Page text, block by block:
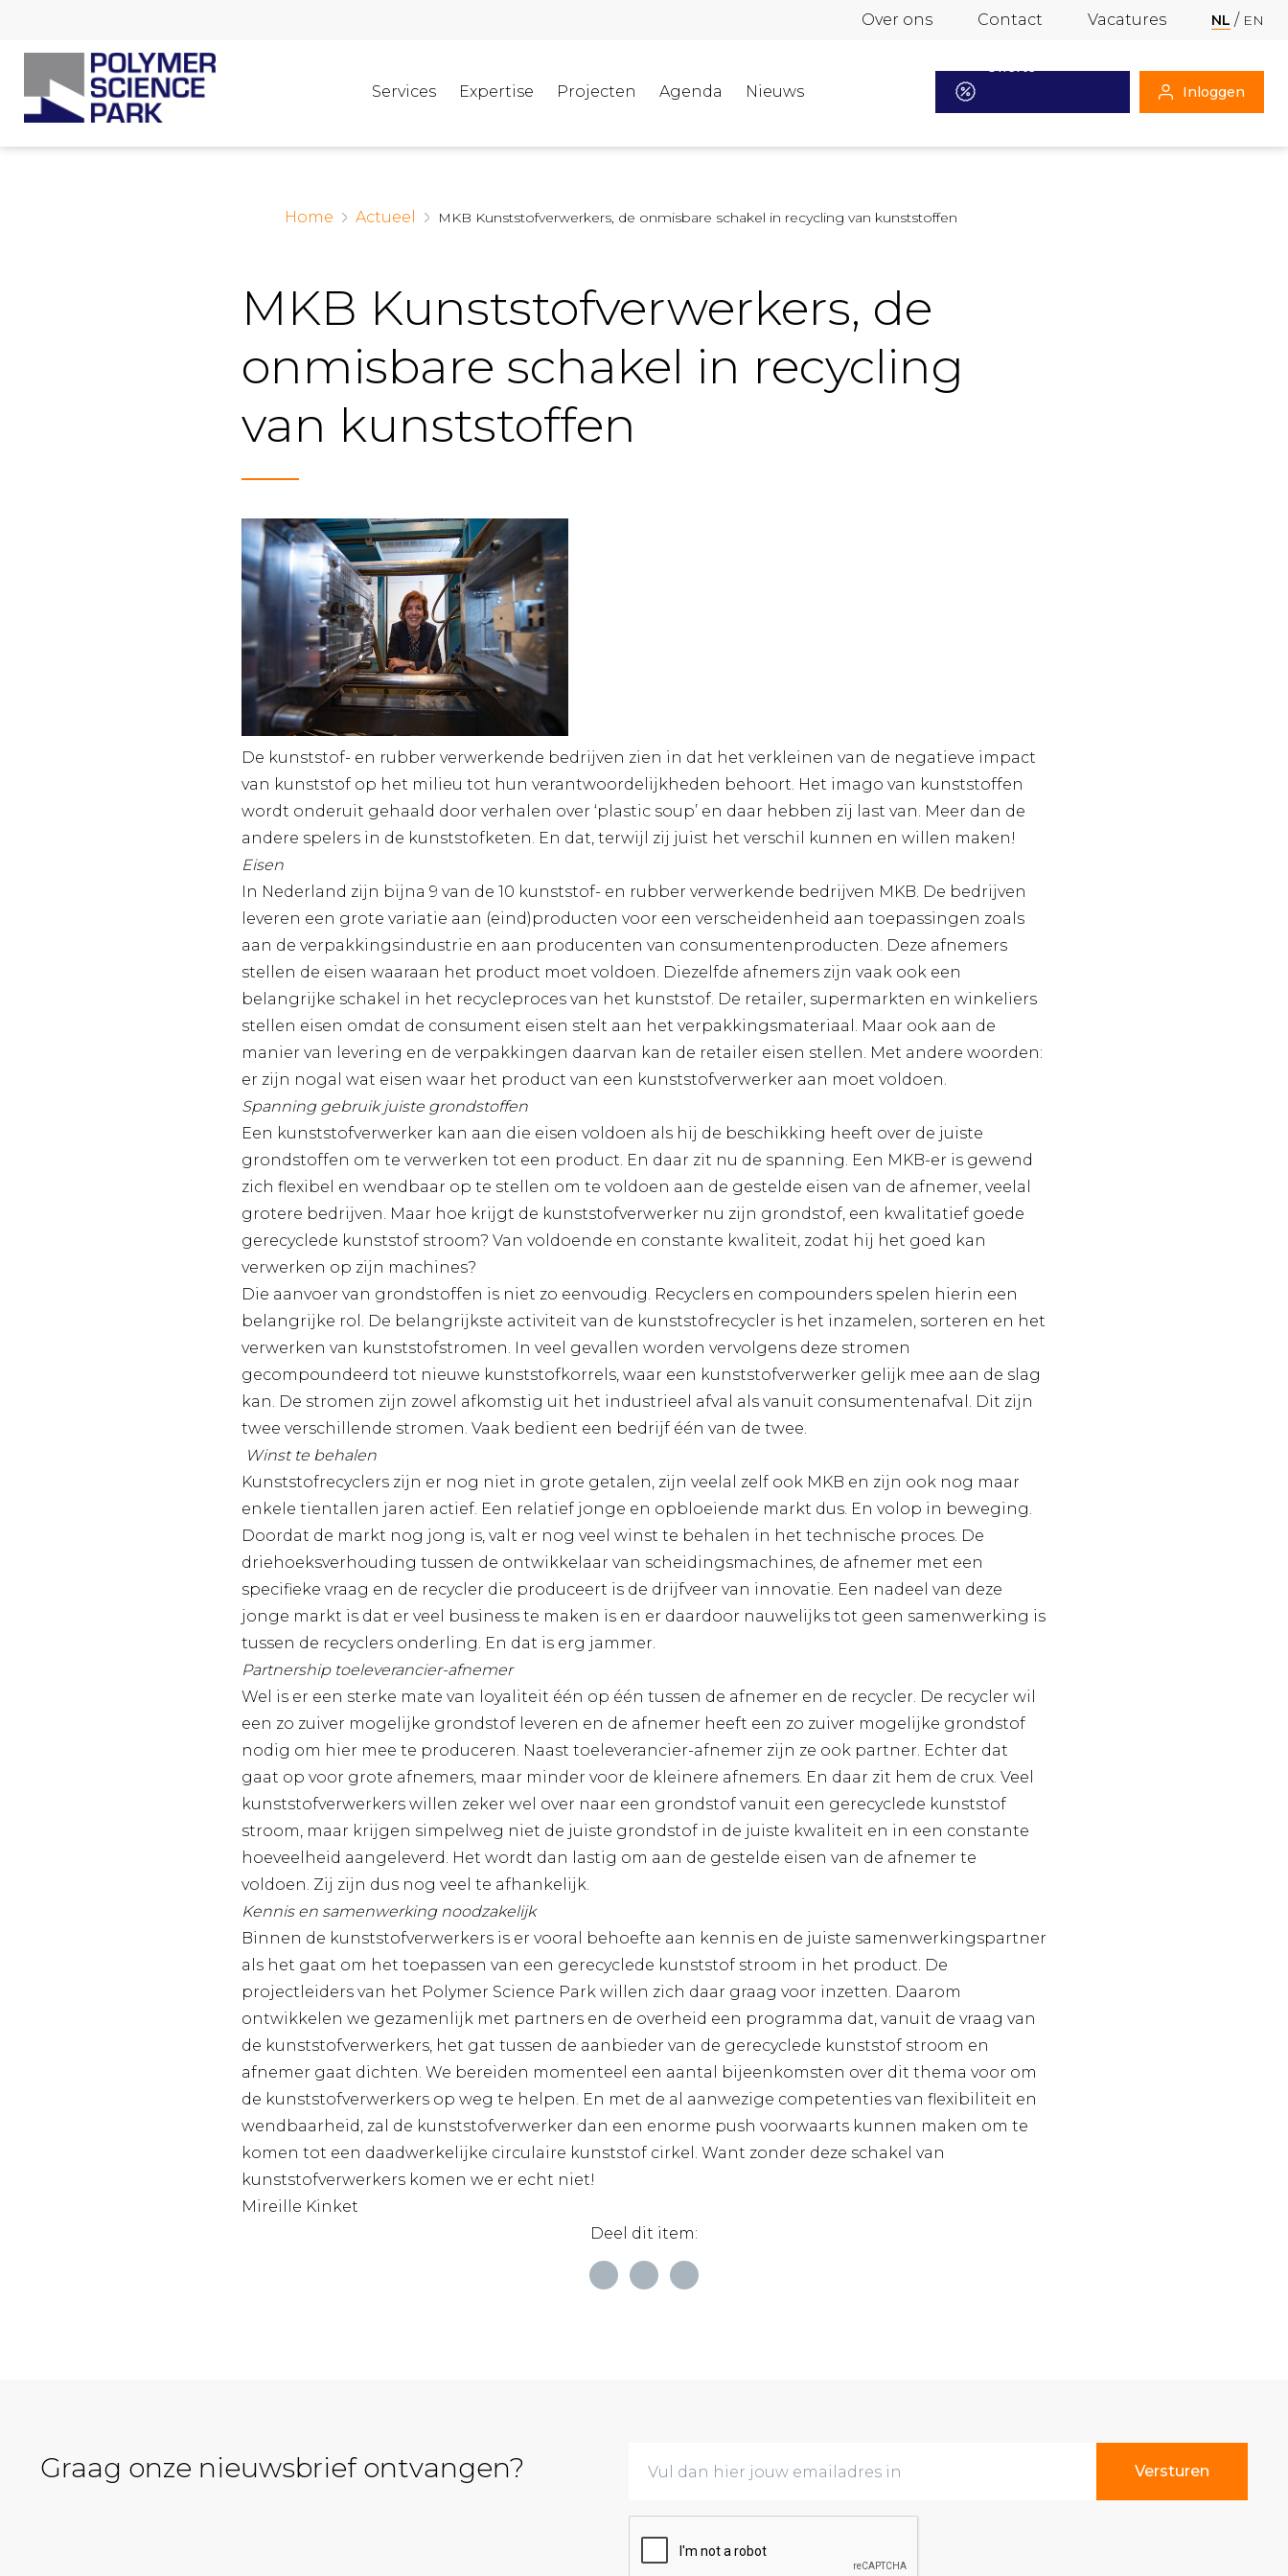
Over ons Contact Vacatures NL EN
Services Expertise Projecten Agenda Nieuws
Offerte
aanvragen
Inloggen
Home Actueel MKB Kunststofverwerkers, de onmisbare schakel in recycling van kunststoffen
MKB Kunststofverwerkers, de
onmisbare schakel in recycling
van kunststoffen
De kunststof- en rubber verwerkende bedrijven zien in dat het verkleinen van de negatieve impact
van kunststof op het milieu tot hun verantwoordelijkheden behoort. Het imago van kunststoffen
wordt onderuit gehaald door verhalen over ‘plastic soup’ en daar hebben zij last van. Meer dan de
andere spelers in de kunststofketen. En dat, terwijl zij juist het verschil kunnen en willen maken!
Eisen
In Nederland zijn bijna 9 van de 10 kunststof- en rubber verwerkende bedrijven MKB. De bedrijven
leveren een grote variatie aan (eind)producten voor een verscheidenheid aan toepassingen zoals
aan de verpakkingsindustrie en aan producenten van consumentenproducten. Deze afnemers
stellen de eisen waaraan het product moet voldoen. Diezelfde afnemers zijn vaak ook een
belangrijke schakel in het recycleproces van het kunststof. De retailer, supermarkten en winkeliers
stellen eisen omdat de consument eisen stelt aan het verpakkingsmateriaal. Maar ook aan de
manier van levering en de verpakkingen daarvan kan de retailer eisen stellen. Met andere woorden:
er zijn nogal wat eisen waar het product van een kunststofverwerker aan moet voldoen.
Spanning gebruik juiste grondstoffen
Een kunststofverwerker kan aan die eisen voldoen als hij de beschikking heeft over de juiste
grondstoffen om te verwerken tot een product. En daar zit nu de spanning. Een MKB-er is gewend
zich flexibel en wendbaar op te stellen om te voldoen aan de gestelde eisen van de afnemer, veelal
grotere bedrijven. Maar hoe krijgt de kunststofverwerker nu zijn grondstof, een kwalitatief goede
gerecyclede kunststof stroom? Van voldoende en constante kwaliteit, zodat hij het goed kan
verwerken op zijn machines?
Die aanvoer van grondstoffen is niet zo eenvoudig. Recyclers en compounders spelen hierin een
belangrijke rol. De belangrijkste activiteit van de kunststofrecycler is het inzamelen, sorteren en het
verwerken van kunststofstromen. In veel gevallen worden vervolgens deze stromen
gecompoundeerd tot nieuwe kunststofkorrels, waar een kunststofverwerker gelijk mee aan de slag
kan. De stromen zijn zowel afkomstig uit het industrieel afval als vanuit consumentenafval. Dit zijn
twee verschillende stromen. Vaak bedient een bedrijf één van de twee.
Winst te behalen
Kunststofrecyclers zijn er nog niet in grote getalen, zijn veelal zelf ook MKB en zijn ook nog maar
enkele tientallen jaren actief. Een relatief jonge en opbloeiende markt dus. En volop in beweging.
Doordat de markt nog jong is, valt er nog veel winst te behalen in het technische proces. De
driehoeksverhouding tussen de ontwikkelaar van scheidingsmachines, de afnemer met een
specifieke vraag en de recycler die produceert is de drijfveer van innovatie. Een nadeel van deze
jonge markt is dat er veel business te maken is en er daardoor nauwelijks tot geen samenwerking is
tussen de recyclers onderling. En dat is erg jammer.
Partnership toeleverancier-afnemer
Wel is er een sterke mate van loyaliteit één op één tussen de afnemer en de recycler. De recycler wil
een zo zuiver mogelijke grondstof leveren en de afnemer heeft een zo zuiver mogelijke grondstof
nodig om hier mee te produceren. Naast toeleverancier-afnemer zijn ze ook partner. Echter dat
gaat op voor grote afnemers, maar minder voor de kleinere afnemers. En daar zit hem de crux. Veel
kunststofverwerkers willen zeker wel over naar een grondstof vanuit een gerecyclede kunststof
stroom, maar krijgen simpelweg niet de juiste grondstof in de juiste kwaliteit en in een constante
hoeveelheid aangeleverd. Het wordt dan lastig om aan de gestelde eisen van de afnemer te
voldoen. Zij zijn dus nog veel te afhankelijk.
Kennis en samenwerking noodzakelijk
Binnen de kunststofverwerkers is er vooral behoefte aan kennis en de juiste samenwerkingspartner
als het gaat om het toepassen van een gerecyclede kunststof stroom in het product. De
projectleiders van het Polymer Science Park willen zich daar graag voor inzetten. Daarom
ontwikkelen we gezamenlijk met partners en de overheid een programma dat, vanuit de vraag van
de kunststofverwerkers, het gat tussen de aanbieder van de gerecyclede kunststof stroom en
afnemer gaat dichten. We bereiden momenteel een aantal bijeenkomsten over dit thema voor om
de kunststofverwerkers op weg te helpen. En met de al aanwezige competenties van flexibiliteit en
wendbaarheid, zal de kunststofverwerker dan een enorme push voorwaarts kunnen maken om te
komen tot een daadwerkelijke circulaire kunststof cirkel. Want zonder deze schakel van
kunststofverwerkers komen we er echt niet!
Mireille Kinket
Deel dit item:
Graag onze nieuwsbrief ontvangen?